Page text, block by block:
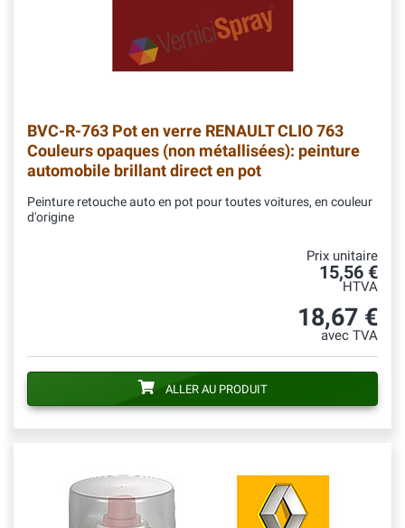
BVC-R-763 Pot en verre RENAULT CLIO 763
Couleurs opaques (non métallisées): peinture
automobile brillant direct en pot
Peinture retouche auto en pot pour toutes voitures, en couleur
d'origine
Prix unitaire
15,56 €
HTVA
18,67 €
avec TVA
ALLER AU PRODUIT